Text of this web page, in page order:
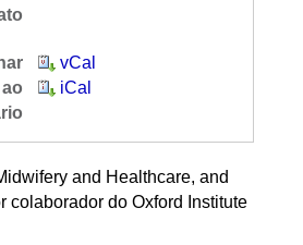
vCal
iCal
and Healthcare, and
colaborador do Oxford Institute